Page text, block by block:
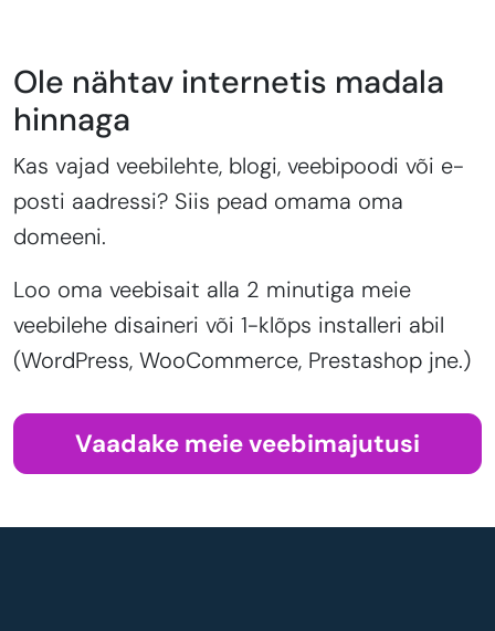
Ole nähtav internetis madala
hinnaga
Kas vajad veebilehte, blogi, veebipoodi või e-
posti aadressi? Siis pead omama oma
domeeni.
Loo oma veebisait alla 2 minutiga meie
veebilehe disaineri või 1-klõps installeri abil
(WordPress, WooCommerce, Prestashop jne.)
Vaadake meie veebimajutusi